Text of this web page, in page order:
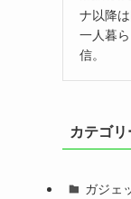
ナ以降
一人暮
信。
カテゴ
ガジェ